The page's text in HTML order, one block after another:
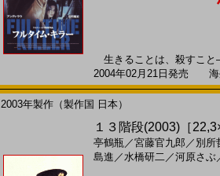
生きることは、殺すこ
2004年02月21日発売 海
2003年製作（製作国 日本）
１３階段(2003)［
亭鶴瓶／宮藤官九郎 ／ 別所
島進 ／水橋研二／河原さぶ